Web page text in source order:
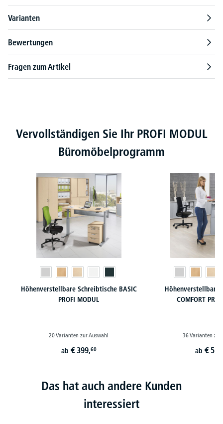
Varianten
Bewertungen
Fragen zum Artikel
Produktgalerie überspringen
Vervollständigen Sie Ihr PROFI MODUL
Büromöbelprogramm
Höhenverstellbare Schreibtische BASIC
PROFI MODUL
20 Varianten zur Auswahl
ab € 399,60
Höhenverstellbare
COMFORT
36 Varianten zur
ab €
Das hat auch andere Kunden
interessiert